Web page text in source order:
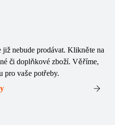
již nebude prodávat. Klikněte na
či doplňkové zboží. Věříme,
pro vaše potřeby.